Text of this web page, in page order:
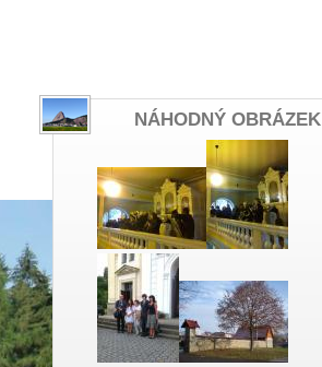
NÁHODNÝ OBRÁZEK